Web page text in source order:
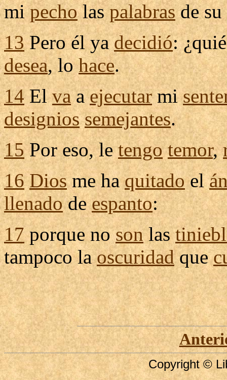
mipecholaspalabrasde su
13Pero él yadecidió:
desea, lohace.
14Elvaaejecutarmi
designios semejantes.
15Por eso, letengo temor,
16 Diosme haquitadoel
llenadodeespanto:
17porque nosonlas
tampoco laoscuridadque
Copyright ©